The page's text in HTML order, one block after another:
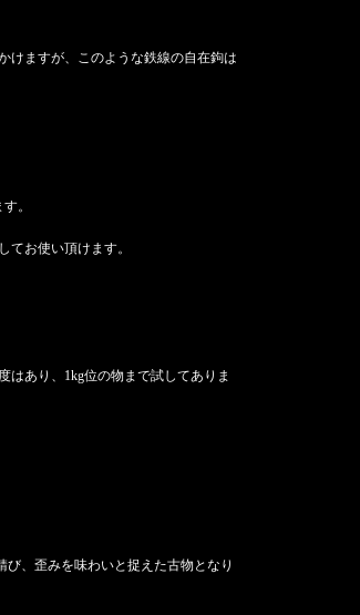
けますが、このような鉄線の自在鉤は
。
てお使い頂けます。
はあり、1kg位の物まで試してありま
、歪みを味わいと捉えた古物となり